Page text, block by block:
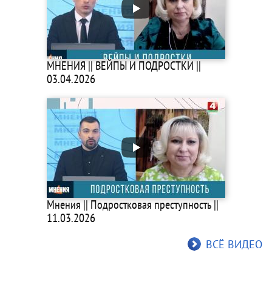
МНЕНИЯ || ВЕЙПЫ И ПОДРОСТКИ ||
03.04.2026
Мнения || Подростковая преступность ||
11.03.2026
ВСЁ ВИДЕО